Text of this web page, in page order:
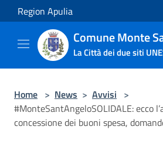
Salta al contenuto principale
Region Apulia
Comune Monte
La Città dei due siti
Home > News > Avvisi >
#MonteSantAngeloSOLIDALE: ecco
concessione dei buoni spesa,